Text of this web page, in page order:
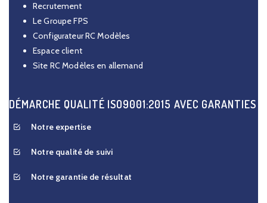
Recrutement
Le Groupe FPS
Configurateur RC Modèles
Espace client
Site RC Modèles en allemand
DÉMARCHE QUALITÉ ISO9001:2015 AVEC GARANTIES
Notre expertise
Notre qualité de suivi
Notre garantie de résultat